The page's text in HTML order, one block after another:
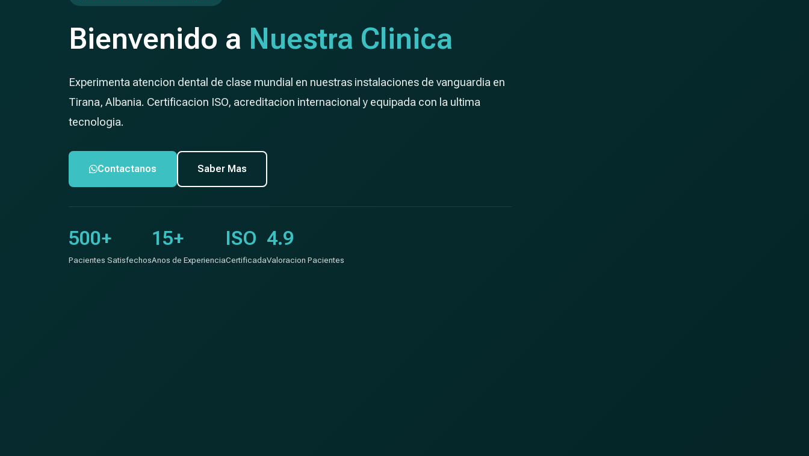
Bienvenido a Nuestra Clinica
Experimenta atencion dental de clase mundial en nuestras instalaciones de vanguardia en
Tirana, Albania. Certificacion ISO, acreditacion internacional y equipada con la ultima
tecnologia.
Contactanos Saber Mas
500+
Pacientes Satisfechos
15+
Anos de Experiencia
ISO
Certificada
4.9
Valoracion Pacientes